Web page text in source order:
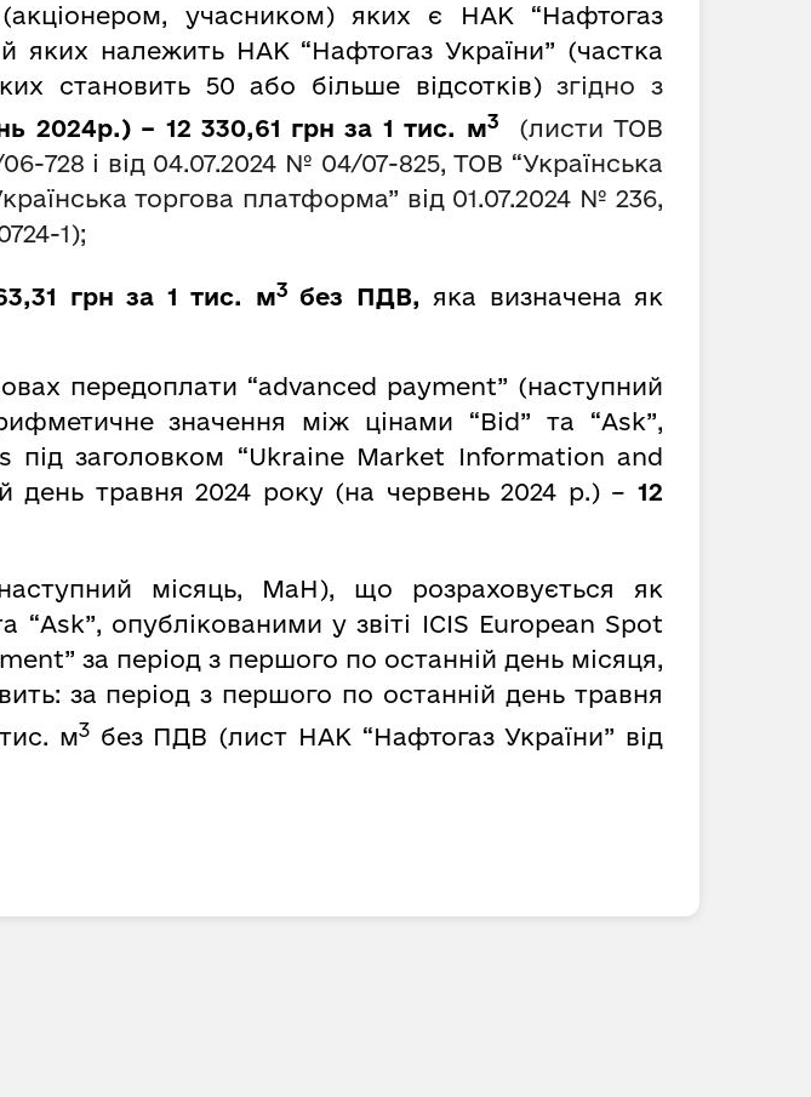
учасником) яких є НАК “Нафтогаз
яких належить НАК “Нафтогаз України” (частка
становить 50 або більше відсотків)згідно з
2024р.) – 12 330,61 грн за 1 тис. м3
(листи ТОВ
728 і від 04.07.2024 № 04/07-825, ТОВ “Українська
торгова платформа” від 01.07.2024 № 236,
1);
грн за 1 тис. м3 без ПДВ, яка визначена як
передоплати “advanced payment” (наступний
значення між цінами “Bid” та “Ask”,
під заголовком “Ukraine Market Information and
день травня 2024 року (на червень 2024 р.) – 12
місяць, MaH), що розраховується як
опублікованими у звіті ICIS European Spot
за період з першого по останній день місяця,
за період з першого по останній день травня
м3без ПДВ (лист НАК “Нафтогаз України” від